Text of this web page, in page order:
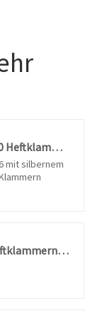
APLI 13469 - Packung mit 1000 Heftklammern, 22/6-24/6
mit silbernem
Eagle Heftklammern, 24/6 Heftklammern, 1000/Box, 3er Pack, 3000 Pcs insgesamt